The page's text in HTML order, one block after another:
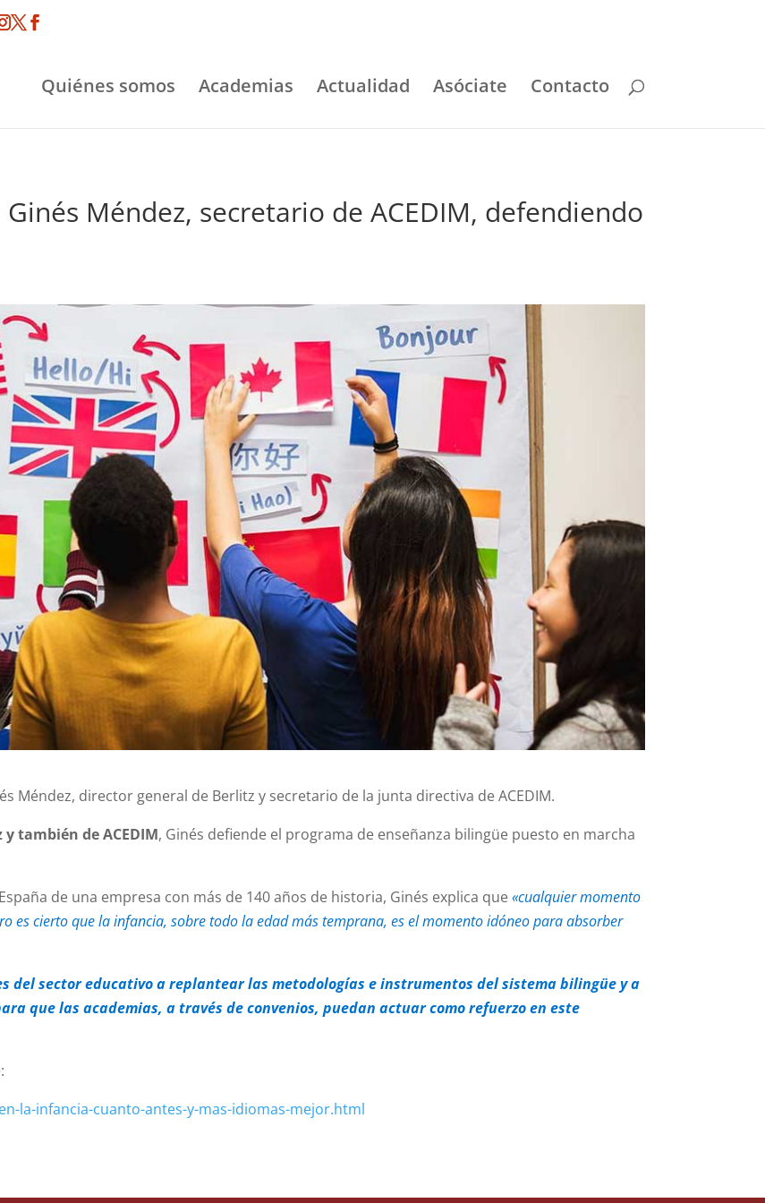
Quiénes somos Academias Actualidad Asóciate Contacto
Méndez, secretario de ACEDIM, defendiendo
Méndez, director general de Berlitz y secretario de la junta directiva de ACEDIM.
también de ACEDIM, Ginés defiende el programa de enseñanza bilingüe puesto en marcha
de una empresa con más de 140 años de historia, Ginés explica que«cualquier momento
es cierto que la infancia, sobre todo la edad más temprana, es el momento idóneo para absorber
del sector educativo a replantear las metodologías e instrumentos del sistema bilingüe y a
que las academias, a través de convenios, puedan actuar como refuerzo en este
la-infancia-cuanto-antes-y-mas-idiomas-mejor.html